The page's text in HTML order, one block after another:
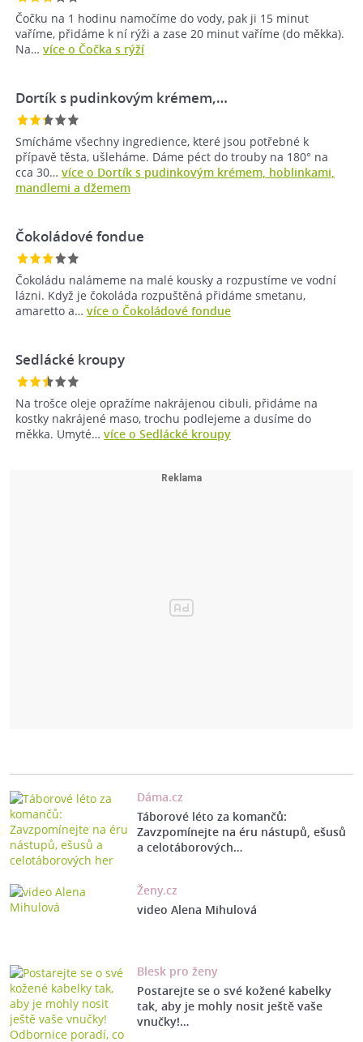
Čočku na 1 hodinu namočíme do vody, pak ji 15 minut
vaříme, přidáme k ní rýži a zase 20 minut vaříme (do měkka).
Na… více o Čočka s rýží
Dortík s pudinkovým krémem,…
Smícháme všechny ingredience, které jsou potřebné k
přípavě těsta, ušleháme. Dáme péct do trouby na 180° na
cca 30… více o Dortík s pudinkovým krémem, hoblinkami,
mandlemi a džemem
Čokoládové fondue
Čokoládu nalámeme na malé kousky a rozpustíme ve vodní
lázni. Když je čokoláda rozpuštěná přidáme smetanu,
amaretto a… více o Čokoládové fondue
Sedlácké kroupy
Na trošce oleje opražíme nakrájenou cibuli, přidáme na
kostky nakrájené maso, trochu podlejeme a dusíme do
měkka. Umyté… více o Sedlácké kroupy
Dáma.cz
Táborové léto za komančů:
Zavzpomínejte na éru nástupů, ešusů
a celotáborových…
Ženy.cz
video Alena Mihulová
Blesk pro ženy
Postarejte se o své kožené kabelky
tak, aby je mohly nosit ještě vaše
vnučky!…